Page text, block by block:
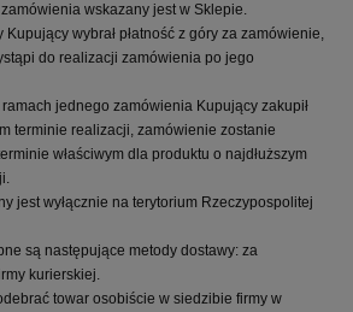
wskazany jest w Sklepie.
Kupujący wybrał płatność z góry za zamówienie,
do realizacji zamówienia po jego
jednego zamówienia Kupujący zakupił
terminie realizacji, zamówienie zostanie
właściwym dla produktu o najdłuższym
jest wyłącznie na terytorium Rzeczypospolitej
są następujące metody dostawy: za
kurierskiej.
towar osobiście w siedzibie firmy w